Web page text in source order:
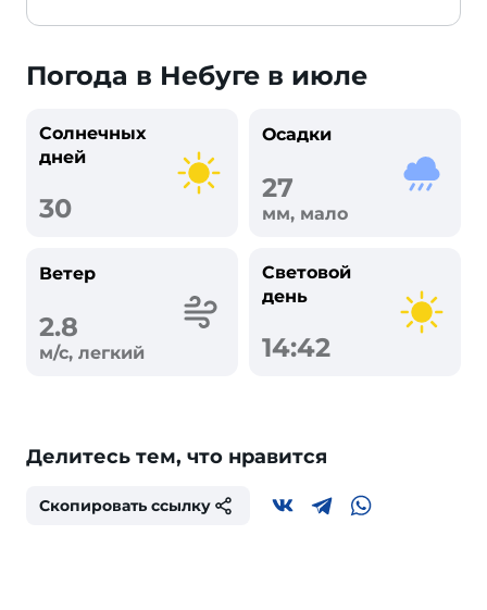
Погода в Небуге в июле
Солнечных
дней
30
Осадки
27
мм, мало
Ветер
2.8
м/с, легкий
Световой
день
14:42
Делитесь тем, что нравится
Скопировать ссылку